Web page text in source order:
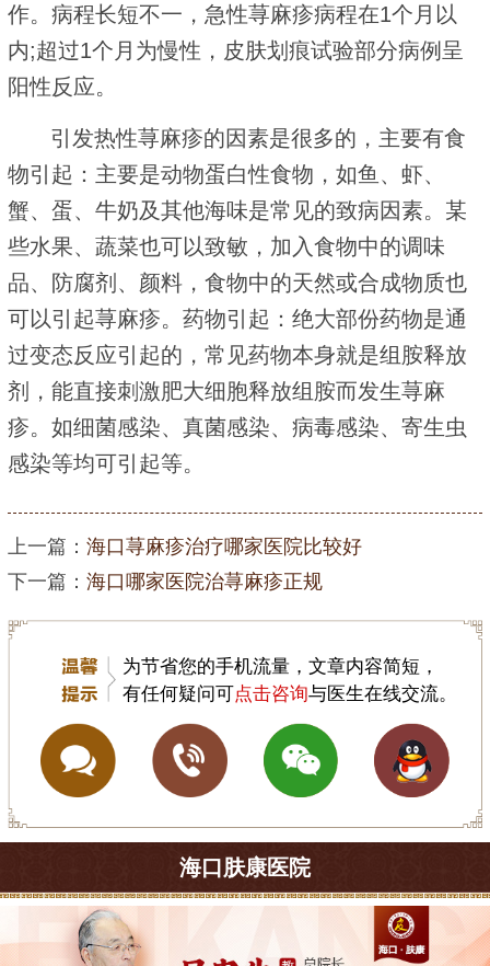
作。病程长短不一，急性荨麻疹病程在1个月以
内;超过1个月为慢性，皮肤划痕试验部分病例呈
阳性反应。
引发热性荨麻疹的因素是很多的，主要有食
物引起：主要是动物蛋白性食物，如鱼、虾、
蟹、蛋、牛奶及其他海味是常见的致病因素。某
些水果、蔬菜也可以致敏，加入食物中的调味
品、防腐剂、颜料，食物中的天然或合成物质也
可以引起荨麻疹。药物引起：绝大部份药物是通
过变态反应引起的，常见药物本身就是组胺释放
剂，能直接刺激肥大细胞释放组胺而发生荨麻
疹。如细菌感染、真菌感染、病毒感染、寄生虫
感染等均可引起等。
上一篇： 海口荨麻疹治疗哪家医院比较好
下一篇： 海口哪家医院治荨麻疹正规
为节省您的手机流量，文章内容简短，
有任何疑问可点击咨询与医生在线交流。
海口肤康医院